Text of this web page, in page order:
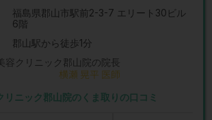
福島県郡山市駅前2-3-7 エリート30ビル
6階
郡山駅から徒歩1分
容クリニック郡山院の院長
横瀬 晃平 医師
ニック郡山院のくま取りの口コミ